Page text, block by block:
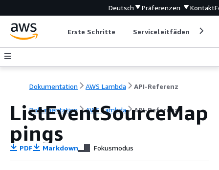
Deutsch Präferenzen Kontakt
Erste Schritte Serviceleitfäden
Dokumentation AWS Lambda API-Referenz
Dokumentation AWS Lambda API-Referenz
ListEventSourceMap
pings
PDF Markdown Fokusmodus